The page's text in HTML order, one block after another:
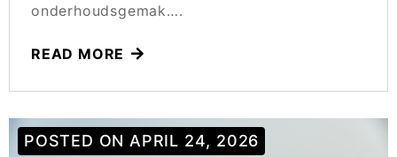
onderhoudsgemak….
READ MORE
POSTED ON APRIL 24, 2026